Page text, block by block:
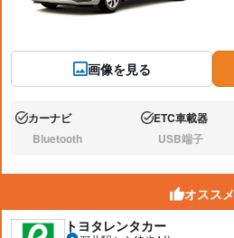
画像を見る
あり:カーナビ あり:ETC車載器
なし:Bluetooth なし:USB端子
オススメ
トヨタレンタカー